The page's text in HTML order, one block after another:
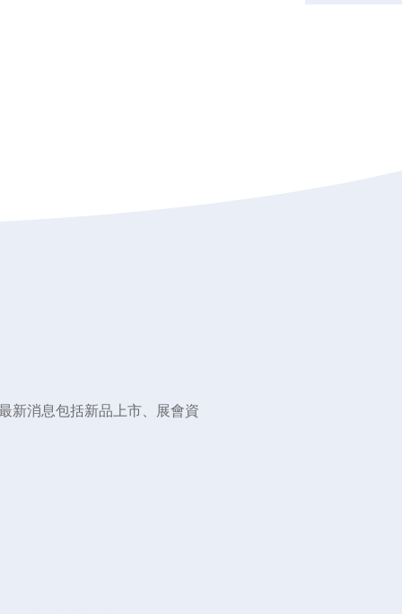
新消息包括新品上市、展會資